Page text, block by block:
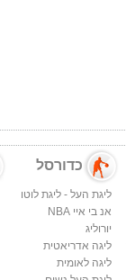
כדורסל
ליגת העל - ליגת לוטו
אנ בי איי NBA
יורוליג
ליגה אדריאטית
ליגה לאומית